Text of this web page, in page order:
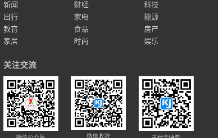
新闻 财经
科技
出行
家电
能源
教育
食品
房产
家居
时尚 娱乐
关注交流